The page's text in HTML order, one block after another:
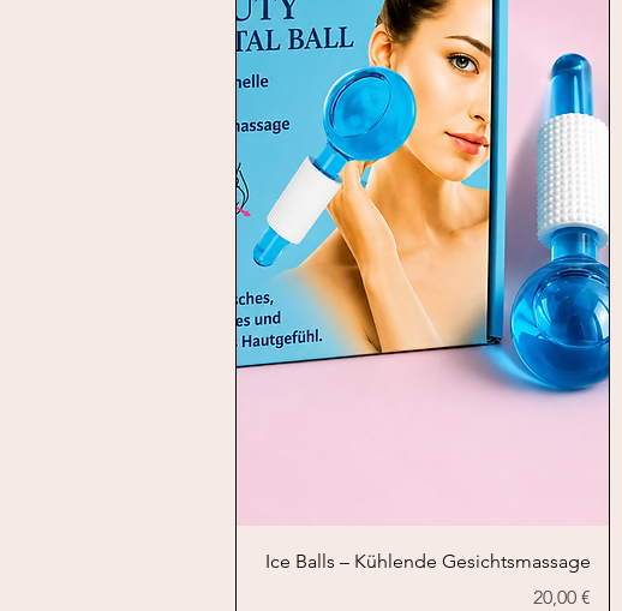
Schnellansicht
Ice Balls – Kühlende Gesichtsmassage
Preis
20,00 €